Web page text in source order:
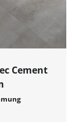
Cement